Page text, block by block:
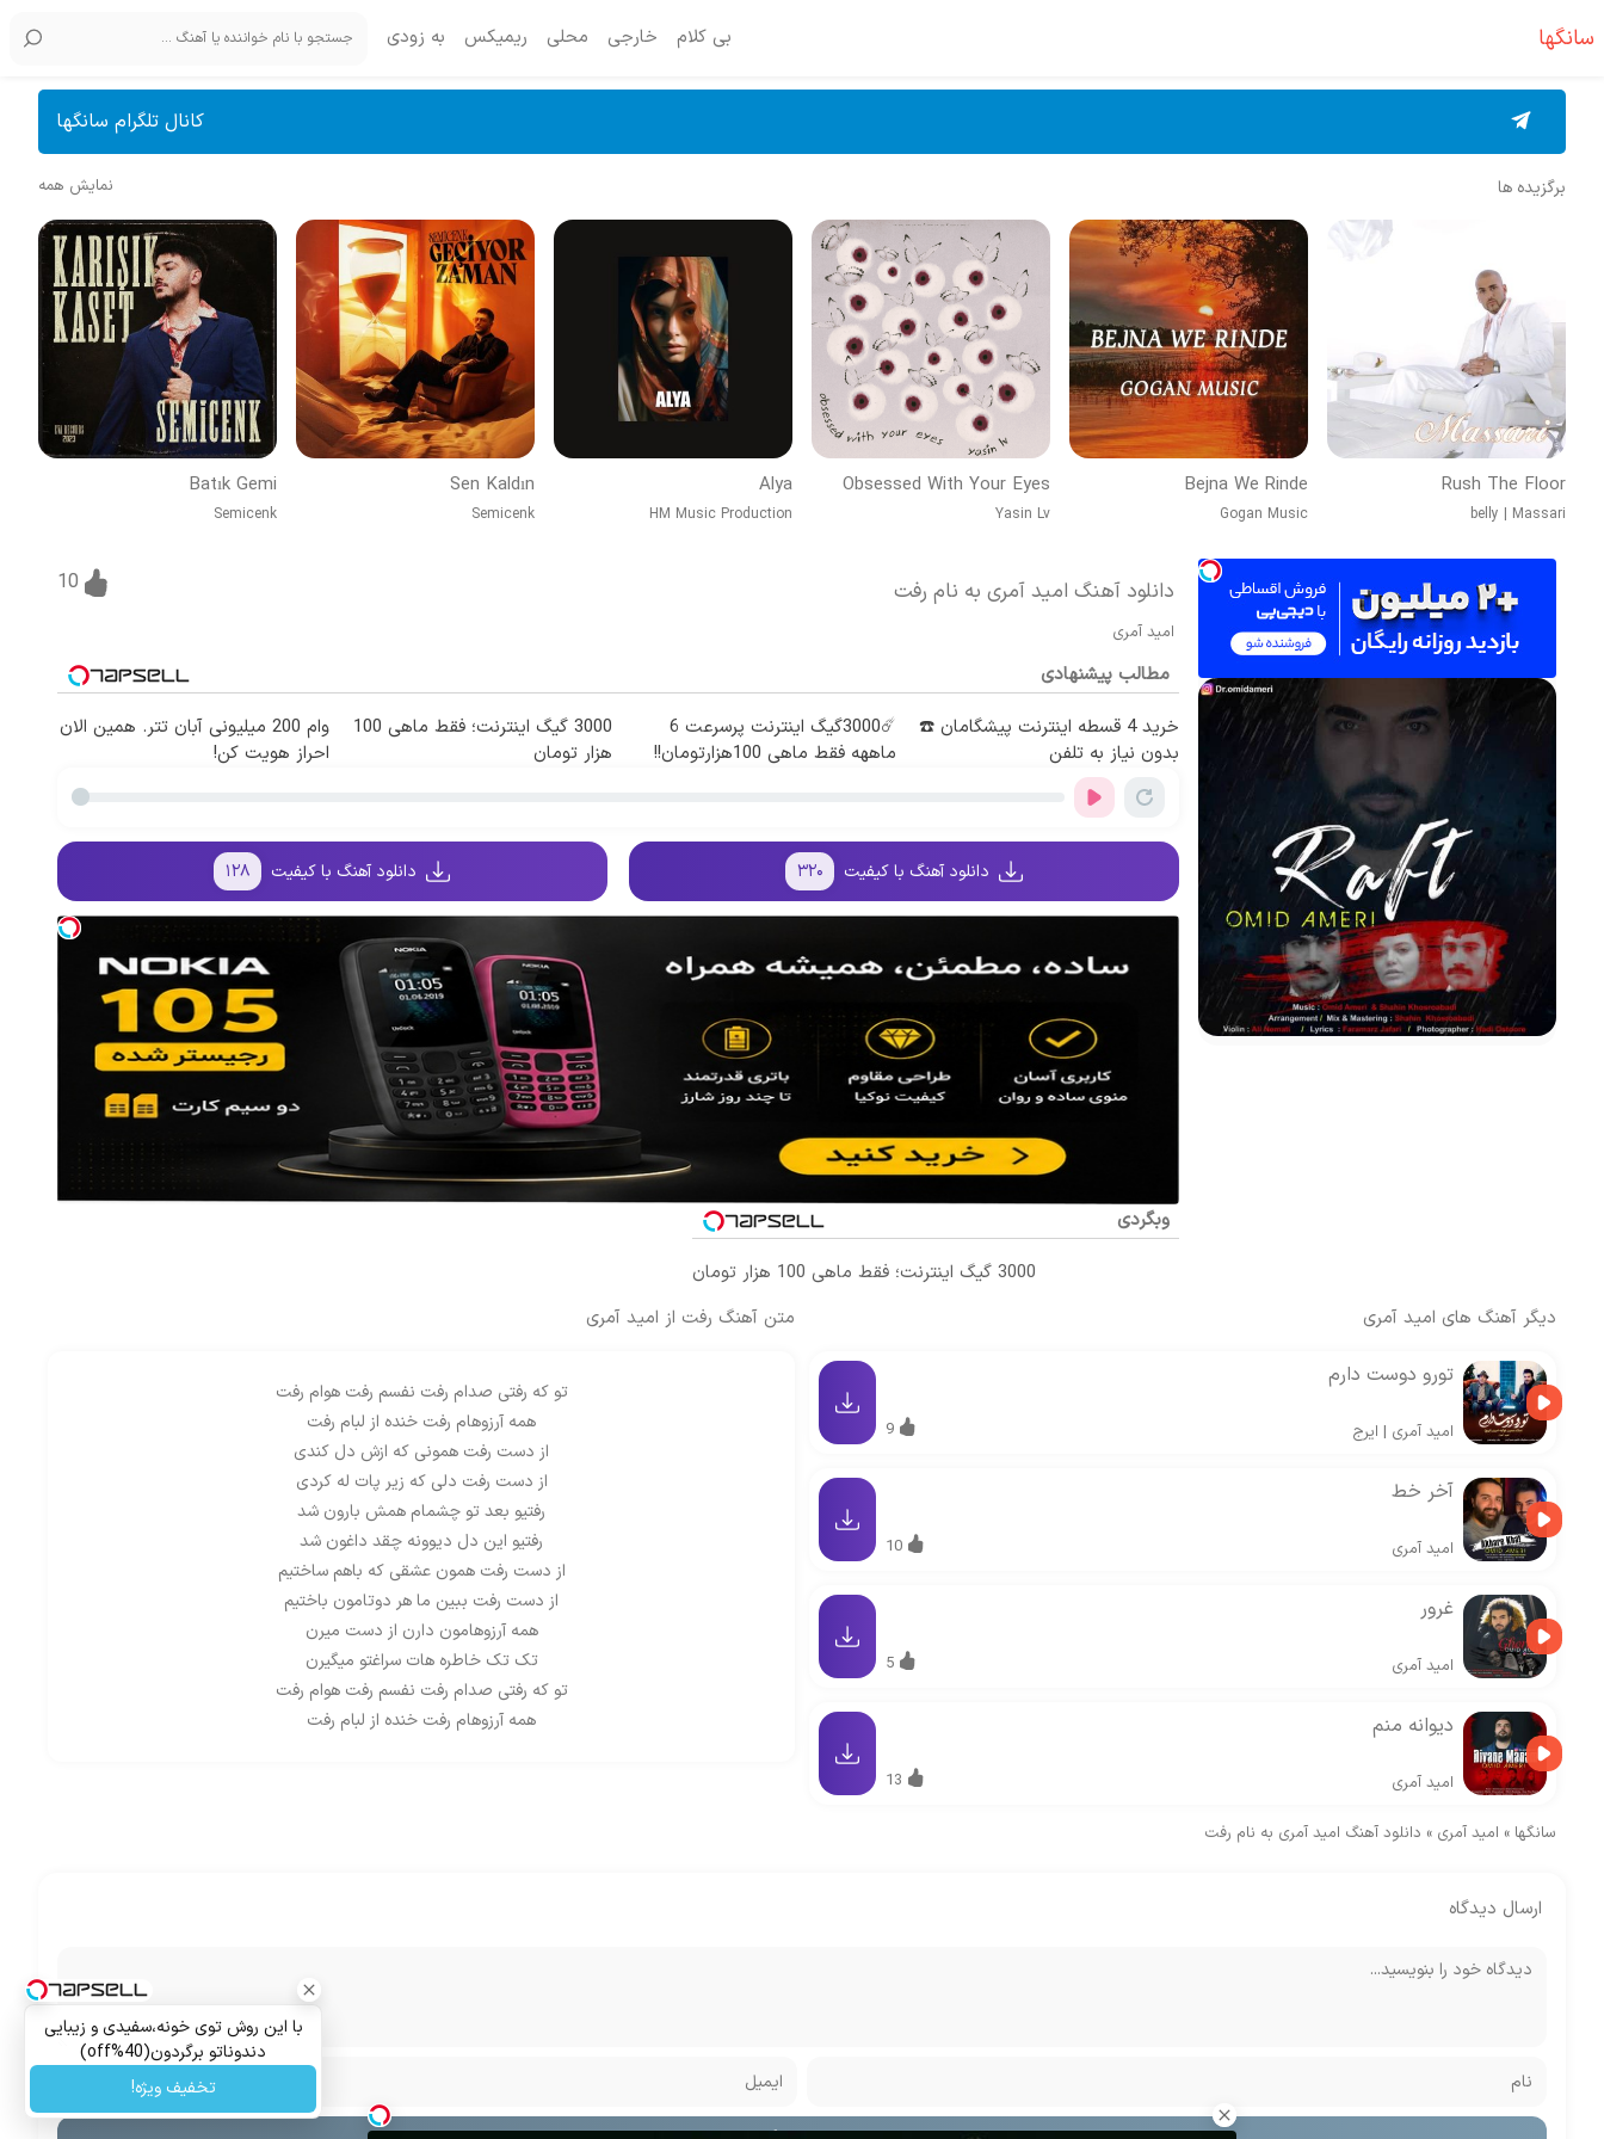
سانگها بی کلام خارجی محلی ریمیکس به زودی
کانال تلگرام سانگها
برگزیده ها نمایش همه
Rush The Floor
belly | Massari
Bejna We Rinde
Gogan Music
Obsessed With Your Eyes
Yasin Lv
Alya
HM Music Production
Sen Kaldın
Semicenk
Batık Gemi
Semicenk
دانلود آهنگ امید آمری به نام رفت
امید آمری
10
مطالب پیشنهادی
خرید 4 قسطه اینترنت پیشگامان ☎️
بدون نیاز به تلفن
☄️3000گیگ اینترنت پرسرعت 6
ماههه فقط ماهی 100هزارتومان!!
3000 گیگ اینترنت؛ فقط ماهی 100
هزار تومان
وام 200 میلیونی آبان تتر. همین الان
احراز هویت کن!
دانلود آهنگ با کیفیت ۳۲۰ دانلود آهنگ با کیفیت ۱۲۸
وبگردی
3000 گیگ اینترنت؛ فقط ماهی 100 هزار تومان
متن آهنگ رفت از امید آمری
تو که رفتی صدام رفت نفسم رفت هوام رفت
همه آرزوهام رفت خنده از لبام رفت
از دست رفت همونی که ازش دل کندی
از دست رفت دلی که زیر پات له کردی
رفتیو بعد تو چشمام همش بارون شد
رفتیو این دل دیوونه چقد داغون شد
از دست رفت همون عشقی که باهم ساختیم
از دست رفت ببین ما هر دوتامون باختیم
همه آرزوهامون دارن از دست میرن
تک تک خاطره هات سراغتو میگیرن
تو که رفتی صدام رفت نفسم رفت هوام رفت
همه آرزوهام رفت خنده از لبام رفت
دیگر آهنگ های امید آمری
تورو دوست دارم
امید آمری | ایرج 9
آخر خط
امید آمری 10
غرور
امید آمری 5
دیوانه منم
امید آمری 13
سانگها » امید آمری » دانلود آهنگ امید آمری به نام رفت
ارسال دیدگاه
با این روش توی خونه،سفیدی و زیبایی
دندوناتو برگردون(40%off)
تخفیف ویژه!